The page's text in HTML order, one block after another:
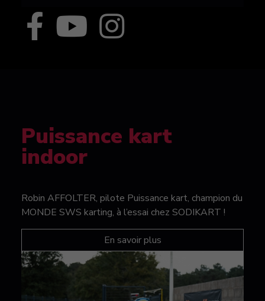
Puissance kart
indoor
Robin AFFOLTER, pilote Puissance kart, champion du
MONDE SWS karting, à l’essai chez SODIKART !
En savoir plus